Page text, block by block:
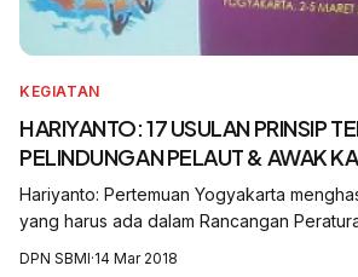
KEGIATAN
HARIYANTO: 17 USULAN PRINSIP
PELINDUNGAN PELAUT & AWAK
Hariyanto: Pertemuan Yogyakarta
yang harus ada dalam Rancangan
DPN SBMI·14 Mar 2018